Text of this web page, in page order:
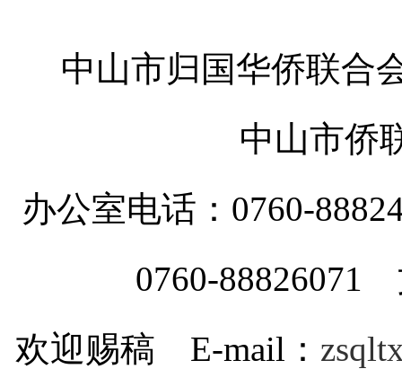
中山市归国华侨联合
中山市侨
办公室电话：0760-
0760-88826071
欢迎赐稿 E-mail：